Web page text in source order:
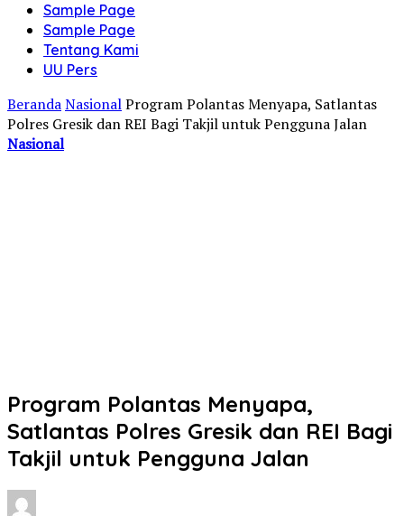
Sample Page
Sample Page
Tentang Kami
UU Pers
BerandaNasionalProgram Polantas Menyapa, Satlantas
Polres Gresik dan REI Bagi Takjil untuk Pengguna Jalan
Nasional
Program Polantas Menyapa,
Satlantas Polres Gresik dan REI Bagi
Takjil untuk Pengguna Jalan